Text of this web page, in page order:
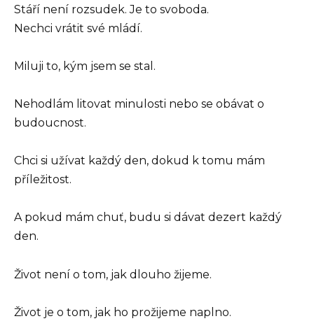
Stáří není rozsudek. Je to svoboda.
Nechci vrátit své mládí.
Miluji to, kým jsem se stal.
Nehodlám litovat minulosti nebo se obávat o
budoucnost.
Chci si užívat každý den, dokud k tomu mám
příležitost.
A pokud mám chuť, budu si dávat dezert každý
den.
Život není o tom, jak dlouho žijeme.
Život je o tom, jak ho prožijeme naplno.